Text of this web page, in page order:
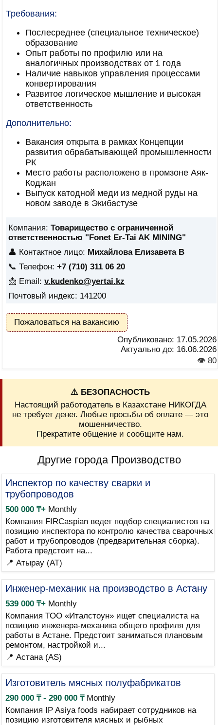
Требования:
Послесреднее (специальное техническое)
образование
Опыт работы по профилю или на
аналогичных производствах от 1 года
Наличие навыков управления процессами
конвертирования
Развитое логическое мышление и высокая
ответственность
Дополнительно:
Вакансия открыта в рамках Концепции
развития обрабатывающей промышленности
РК
Место работы расположено в промзоне Аяк-
Коджан
Выпуск катодной меди из медной руды на
новом заводе в Экибастузе
Компания: Товарищество с ограниченной
ответственностью "Fonet Er-Tai AK MINING"
👤 Контактное лицо: Михайлова Елизавета В
📞 Телефон: +7 (710) 311 06 20
📩 Email: v.kudenko@yertai.kz
Почтовый индекс: 141200
Пожаловаться на вакансию
Опубликовано: 17.05.2026
Актуально до: 16.06.2026
👁 80
⚠️ БЕЗОПАСНОСТЬ
Настоящий работодатель в Казахстане НИКОГДА
не требует денег. Любые просьбы об оплате — это
мошенничество.
Прекратите общение и сообщите нам.
Другие города Производство
Инспектор по качеству сварки и
трубопроводов
500 000 ₸+Monthly
Компания FIRCaspian ведет подбор специалистов на
позицию инспектора по контролю качества сварочных
работ и трубопроводов (предварительная сборка).
Работа предстоит на...
📍 Атырау (AT)
Инженер-механик на производство в Астану
539 000 ₸+Monthly
Компания ТОО «Италстоун» ищет специалиста на
позицию инженера-механика общего профиля для
работы в Астане. Предстоит заниматься плановым
ремонтом, настройкой и...
📍 Астана (AS)
Изготовитель мясных полуфабрикатов
290 000 ₸ - 290 000 ₸Monthly
Компания IP Asiya foods набирает сотрудников на
позицию изготовителя мясных и рыбных